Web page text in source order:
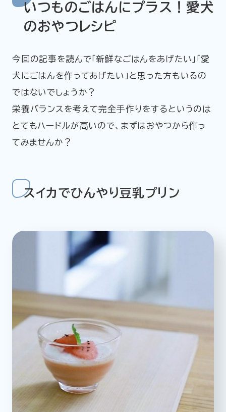
いつものごはんにプラス！愛犬
のおやつレシピ
今回の記事を読んで「新鮮なごはんをあげたい」「愛
犬にごはんを作ってあげたい」と思った方もいるの
ではないでしょうか？
栄養バランスを考えて完全手作りをするというのは
とてもハードルが高いので、まずはおやつから作っ
てみませんか？
スイカでひんやり豆乳プリン